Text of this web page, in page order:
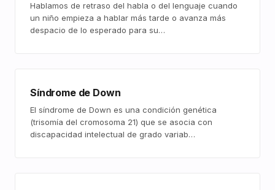
Hablamos de retraso del habla o del lenguaje cuando
un niño empieza a hablar más tarde o avanza más
despacio de lo esperado para su…
Síndrome de Down
El síndrome de Down es una condición genética
(trisomía del cromosoma 21) que se asocia con
discapacidad intelectual de grado variab…